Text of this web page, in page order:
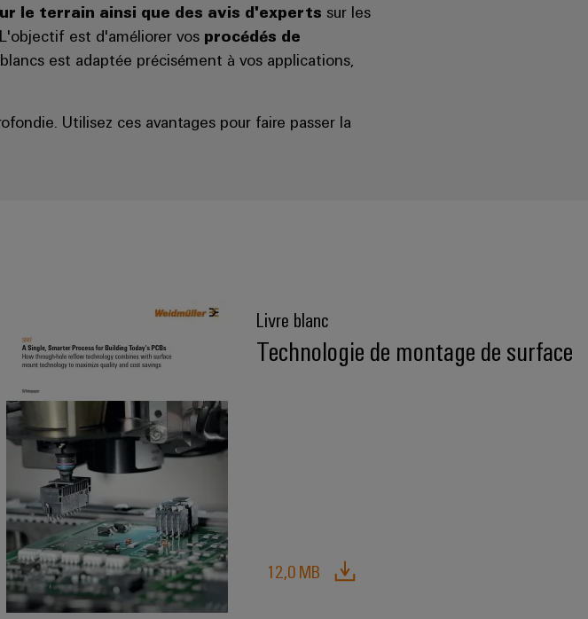
le terrain ainsi que des avis d'experts sur les
est d'améliorer vos procédés de
est adaptée précisément à vos applications,
Utilisez ces avantages pour faire passer la
Livre blanc
Technologie de montage de surface
12,0 MB